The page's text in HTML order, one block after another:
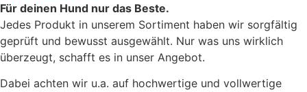
5 8-15kg 39-44cm
6 13-20kg
Für deinen Hund nur das Beste.
Jedes Produkt in unserem Sortiment haben wir sorgfältig
geprüft und bewusst ausgewählt. Nur was uns wirklich
überzeugt, schafft es in unser Angebot.
Dabei achten wir u.a. auf hochwertige und vollwertige